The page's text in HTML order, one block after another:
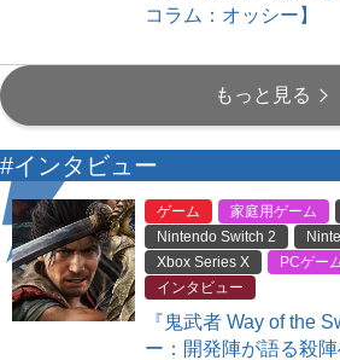
コラム：オッシー】
もっと見る
#インタビュー
ゲーム 家庭用ゲーム
Nintendo Switch 2
Xbox Series X
PCゲー
インタビュー
『鬼武者 Way of the
ー：開発陣が語る殺